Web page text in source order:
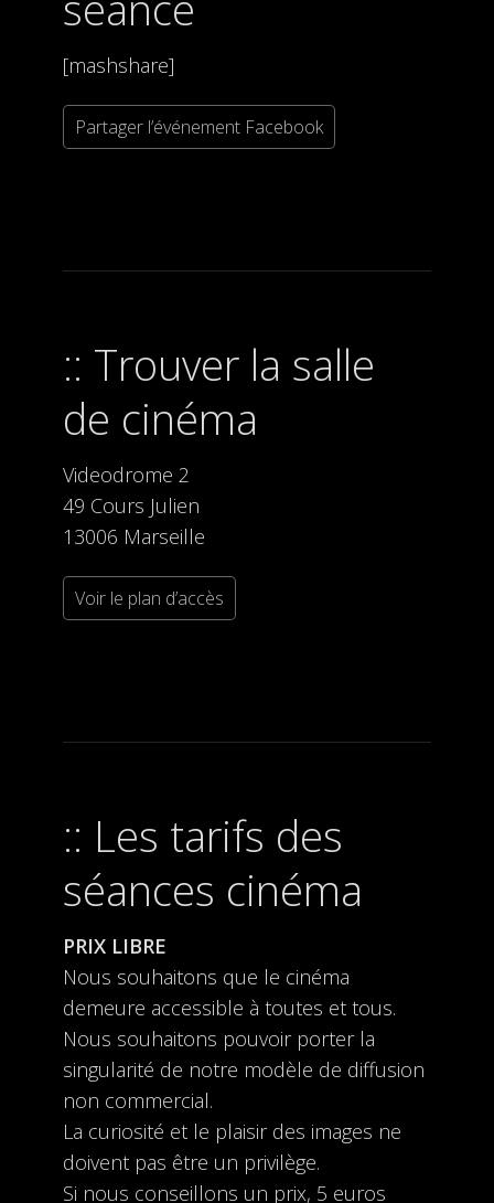
[mashshare]
Partager l’événement Facebook
Trouver la salle
de cinéma
Videodrome 2
49 Cours Julien
13006 Marseille
Voir le plan d’accès
Les tarifs des
séances cinéma
PRIX LIBRE
Nous souhaitons que le cinéma
demeure accessible à toutes et tous.
Nous souhaitons pouvoir porter la
singularité de notre modèle de diffusion
non commercial.
La curiosité et le plaisir des images ne
doivent pas être un privilège.
Si nous conseillons un prix, 5 euros